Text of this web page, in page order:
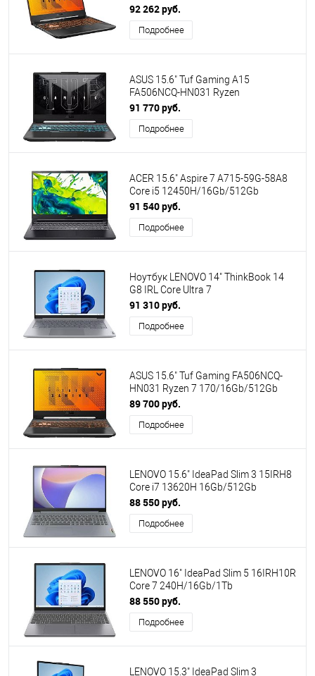
7435HS/16Gb/512Gb SSD/RTX
3050/NoOS/Black (90NR0JV7-
M002W0) ПИ
92 262 руб.
Подробнее
ASUS 15.6" Tuf Gaming A15
FA506NCQ-HN031 Ryzen
7170/16Gb/512Gb SSD/no OS/Black
(90NR0QE7-M001A0) [ПИ]
91 770 руб.
Подробнее
ACER 15.6" Aspire 7 A715-59G-58A8
Core i5 12450H/16Gb/512Gb
SSD/3050 6Gb/W11/Black
(NH.QX6SA.001) ПИ
91 540 руб.
Подробнее
Ноутбук LENOVO 14" ThinkBook 14
G8 IRL Core Ultra 7
255H/16Gb/512Gb SSD/Arc 140T/no
OS/Grey (21SG0033GQ) ПИ
91 310 руб.
Подробнее
ASUS 15.6" Tuf Gaming FA506NCQ-
HN031 Ryzen 7 170/16Gb/512Gb
SSD/RTX 3050-4Gb/no OS/Black
(90NR0QE7-M001A0) ПИ
89 700 руб.
Подробнее
LENOVO 15.6" IdeaPad Slim 3 15IRH8
Core i7 13620H 16Gb/512Gb
SSD/UHD Graphics/no OS/Grey
(83EM003TPS)
88 550 руб.
Подробнее
LENOVO 16" IdeaPad Slim 5 16IRH10R
Core 7 240H/16Gb/1Tb
SSD/Graphics/No OS/Luna Grey
(83K50007RK)
88 550 руб.
Подробнее
LENOVO 15.3" IdeaPad Slim 3